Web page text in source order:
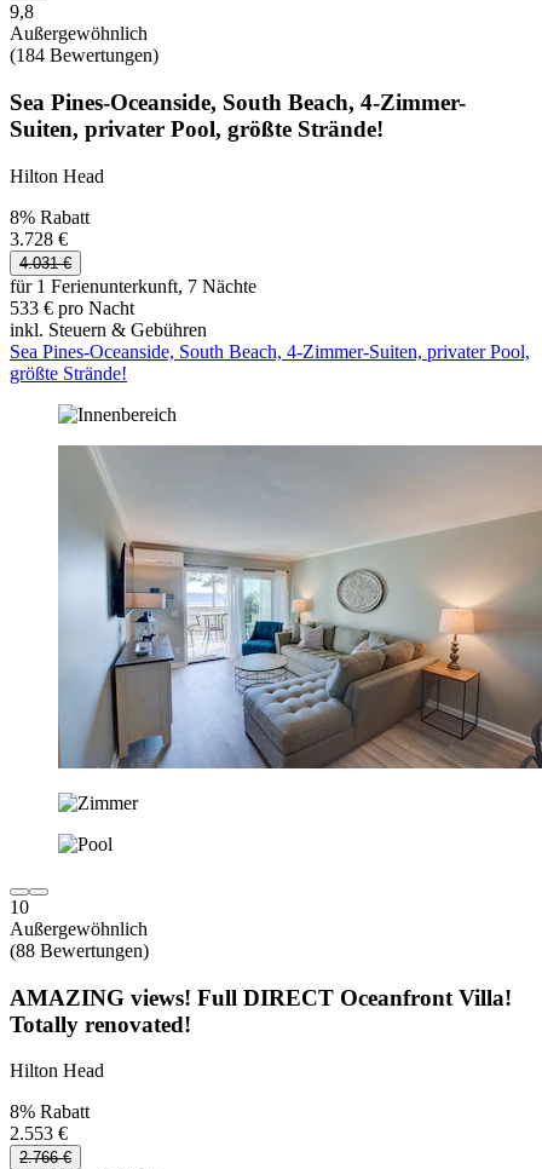
9,8
Außergewöhnlich
(184 Bewertungen)
Sea Pines-Oceanside, South Beach, 4-Zimmer-
Suiten, privater Pool, größte Strände!
Hilton Head
8% Rabatt
3.728 €
4.031 €
für 1 Ferienunterkunft, 7 Nächte
533 € pro Nacht
inkl. Steuern & Gebühren
Sea Pines-Oceanside, South Beach, 4-Zimmer-Suiten, privater Pool,
größte Strände!
10
Außergewöhnlich
(88 Bewertungen)
AMAZING views! Full DIRECT Oceanfront Villa!
Totally renovated!
Hilton Head
8% Rabatt
2.553 €
2.766 €